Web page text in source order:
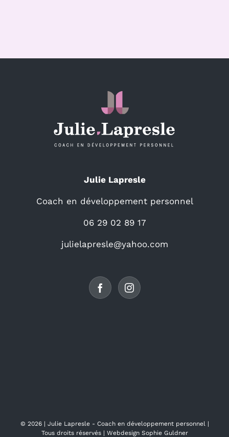
Julie Lapresle
Coach en développement personnel
06 29 02 89 17
julielapresle@yahoo.com
© 2026 | Julie Lapresle - Coach en développement personnel |
Tous droits réservés | Webdesign Sophie Guldner